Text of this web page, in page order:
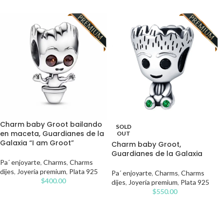
Charm baby Groot bailando
en maceta, Guardianes de la
Galaxia “I am Groot”
Pa´ enjoyarte, Charms, Charms
dijes, Joyería premium, Plata 925
$400.00
SOLD
OUT
Charm baby Groot,
Guardianes de la Galaxia
Pa´ enjoyarte, Charms, Charms
dijes, Joyería premium, Plata 925
$550.00